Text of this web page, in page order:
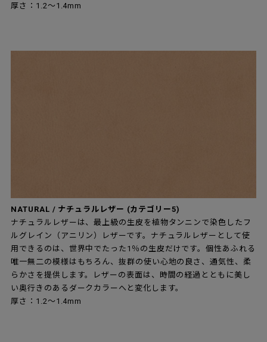
厚さ：1.2～1.4mm
NATURAL / ナチュラルレザー (カテゴリー5)
ナチュラルレザーは、最上級の生皮を植物タンニンで染色したフ
ルグレイン（アニリン）レザーです。ナチュラルレザーとして使
用できるのは、世界中でたった1％の生皮だけです。個性あふれる
唯一無二の模様はもちろん、抜群の使い心地の良さ、通気性、柔
らかさを提供します。レザーの表面は、時間の経過とともに美し
い奥行きのあるダークカラーへと変化します。
厚さ：1.2～1.4mm